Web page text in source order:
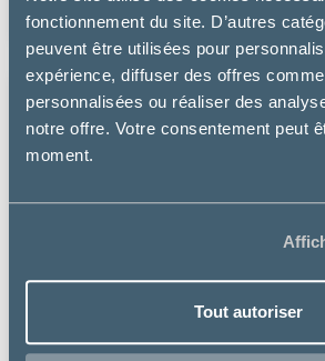
fonctionnement du site. D’autres
peuvent être utilisées pour
expérience, diffuser des offres
personnalisées ou réaliser des
notre offre. Votre consentement peut
moment.
Tout autoriser
11.99€